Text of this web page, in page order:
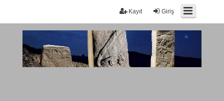
Giriş
Kayıt